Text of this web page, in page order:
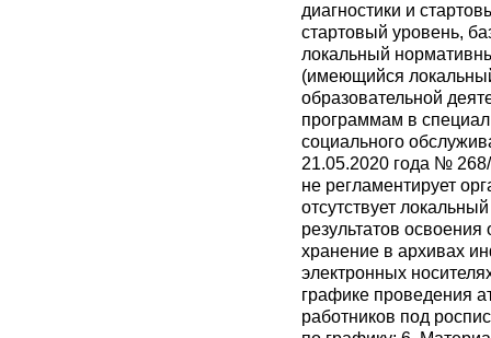
диагностики и
стартовый уровень,
локальный
(имеющийся
образовательной
программам в
социального
21.05.2020 года №
не регламентирует
отсутствует
результатов
хранение в архивах
электронных
графике проведения
работников под